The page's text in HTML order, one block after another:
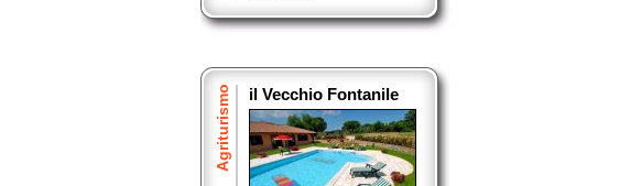
Agriturismo il Vecchio Fontanile